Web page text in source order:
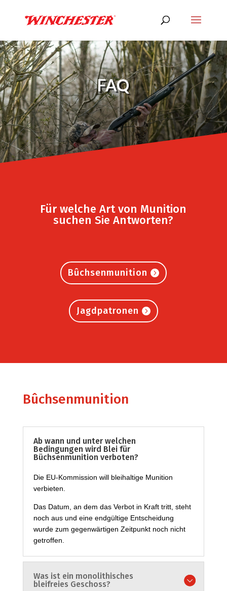
FAQ
Für welche Art von Munition
suchen Sie Antworten?
Bûchsenmunition
Jagdpatronen
Bûchsenmunition
Ab wann und unter welchen
Bedingungen wird Blei für
Büchsenmunition verboten?
Die EU-Kommission will bleihaltige Munition
verbieten.
Das Datum, an dem das Verbot in Kraft tritt, steht
noch aus und eine endgültige Entscheidung
wurde zum gegenwärtigen Zeitpunkt noch nicht
getroffen.
Was ist ein monolithisches
bleifreies Geschoss?